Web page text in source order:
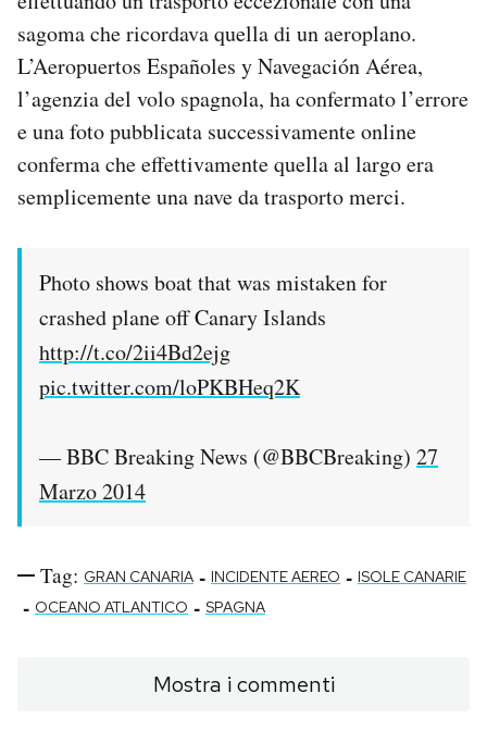
CALENDARIO
AREA PERSONALE
Area Personale
Regala il Post
sagoma che ricordava quella di un aeroplano.
L’Aeropuertos Españoles y Navegación Aérea,
l’agenzia del volo spagnola, ha confermato l’errore
e una foto pubblicata successivamente online
conferma che effettivamente quella al largo era
semplicemente una nave da trasporto merci.
Photo shows boat that was mistaken for
crashed plane off Canary Islands
http://t.co/2ii4Bd2ejg
pic.twitter.com/loPKBHeq2K
— BBC Breaking News (@BBCBreaking) 27
Marzo 2014
Tag: GRAN CANARIA - INCIDENTE AEREO - ISOLE CANARIE
- OCEANO ATLANTICO - SPAGNA
Mostra i commenti